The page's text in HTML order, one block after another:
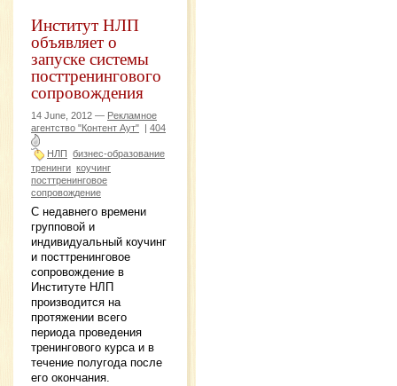
Институт НЛП
объявляет о
запуске системы
посттренингового
сопровождения
14 June, 2012 — Рекламное
агентство "Контент Аут" | 404
НЛП бизнес-образование
тренинги коучинг
посттренинговое
сопровождение
С недавнего времени
групповой и
индивидуальный коучинг
и посттренинговое
сопровождение в
Институте НЛП
производится на
протяжении всего
периода проведения
тренингового курса и в
течение полугода после
его окончания.